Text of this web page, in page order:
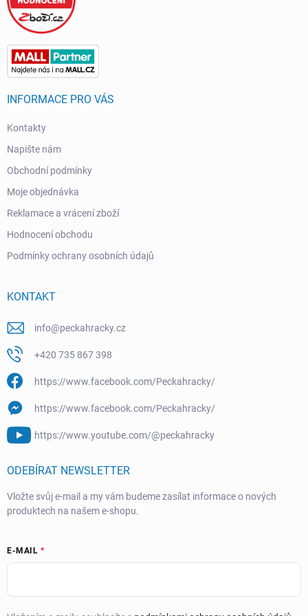
INFORMACE PRO VÁS
Kontakty
Napište nám
Obchodní podmínky
Moje objednávka
Reklamace a vrácení zboží
Hodnocení obchodu
Podmínky ochrany osobních údajů
KONTAKT
info@peckahracky.cz
+420 735 867 398
https://www.facebook.com/Peckahracky/
https://www.facebook.com/Peckahracky/
https://www.youtube.com/@peckahracky
ODEBÍRAT NEWSLETTER
Vložte svůj e-mail a my vám budeme zasílat informace o nových
produktech na našem e-shopu.
E-MAIL